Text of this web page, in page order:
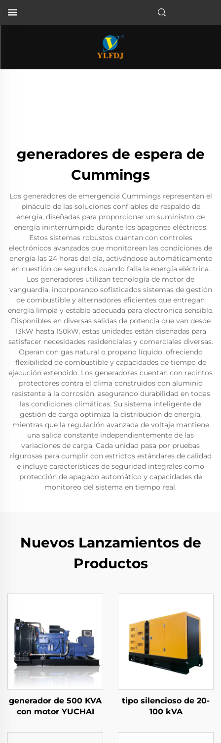
generadores de espera de
Cummings
Los generadores de emergencia Cummings representan el
pináculo de las soluciones confiables de respaldo de
energía, diseñadas para proporcionar un suministro de
energía ininterrumpido durante los apagones eléctricos.
Estos sistemas robustos cuentan con controles
electrónicos avanzados que monitorean las condiciones de
energía las 24 horas del día, activándose automáticamente
en cuestión de segundos cuando falla la energía eléctrica.
Los generadores utilizan tecnología de motor de
vanguardia, incorporando sofisticados sistemas de gestión
de combustible y alternadores eficientes que entregan
energía limpia y estable adecuada para electrónica sensible.
Disponibles en diversas salidas de potencia que van desde
13kW hasta 150kW, estas unidades están diseñadas para
satisfacer necesidades residenciales y comerciales diversas.
Operan con gas natural o propano líquido, ofreciendo
flexibilidad de combustible y capacidades de tiempo de
ejecución extendido. Los generadores cuentan con recintos
protectores contra el clima construidos con aluminio
resistente a la corrosión, asegurando durabilidad en todas
las condiciones climáticas. Su sistema inteligente de
gestión de carga optimiza la distribución de energía,
mientras que la regulación avanzada de voltaje mantiene
una salida constante independientemente de las
variaciones de carga. Cada unidad pasa por pruebas
rigurosas para cumplir con estrictos estándares de calidad
e incluye características de seguridad integrales como
protección de apagado automático y capacidades de
monitoreo del sistema en tiempo real.
Nuevos Lanzamientos de
Productos
generador de 500 KVA
con motor YUCHAI
tipo silencioso de 20-
100 kVA